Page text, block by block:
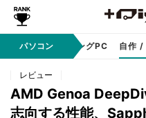
パソコン
PC本体 ゲーミングPC 自作 /
レビュー
AMD Genoa
志向する性能、